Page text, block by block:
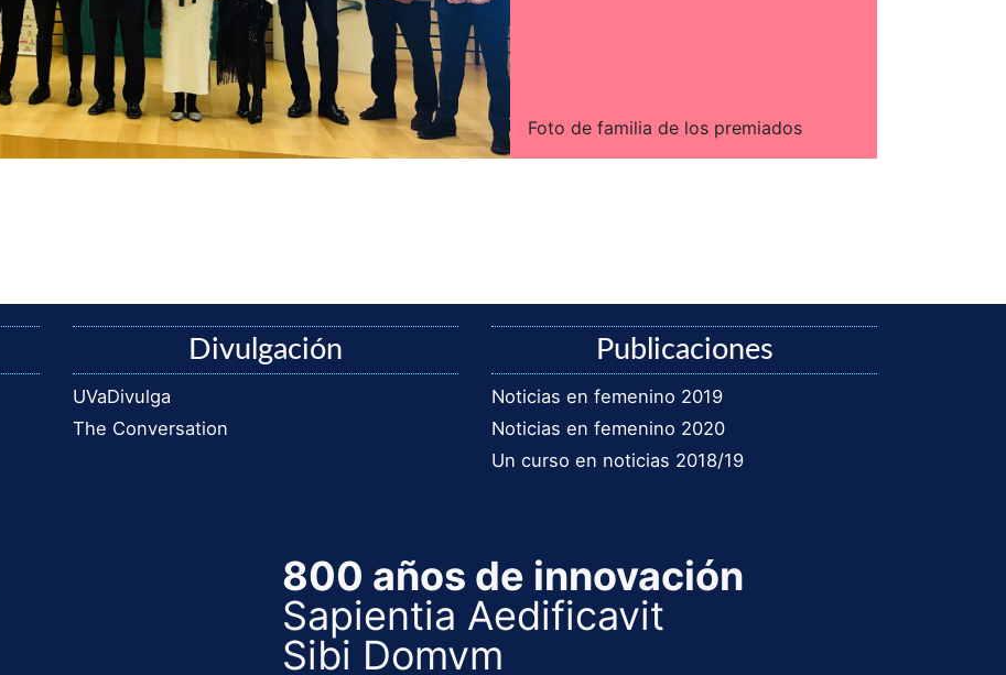
Foto de familia de los premiados
Divulgación
UVaDivulga
The Conversation
Publicaciones
Noticias en femenino 2019
Noticias en femenino 2020
Un curso en noticias 2018/19
800 años de innovación
Sapientia Aedificavit
Sibi Domvm